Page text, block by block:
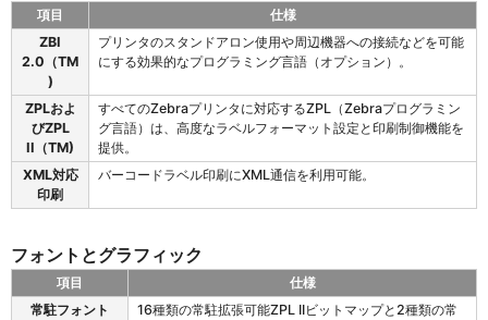
2
ロ
ラ
ン
グ
言
項目
仕様
ZBI
2.0（TM
)
プリンタのスタンドアロン使用や周辺機器への接続などを可能
にする効果的なプログラミング言語（オプション）。
ZPLおよ
びZPL
II（TM)
すべてのZebraプリンタに対応するZPL（Zebraプログラミン
グ言語）は、高度なラベルフォーマット設定と印刷制御機能を
提供。
XML対応
印刷
バーコードラベル印刷にXML通信を利用可能。
フォントとグラフィック
項目
仕様
常駐フォント
16種類の常駐拡張可能ZPL IIビットマップと2種類の常